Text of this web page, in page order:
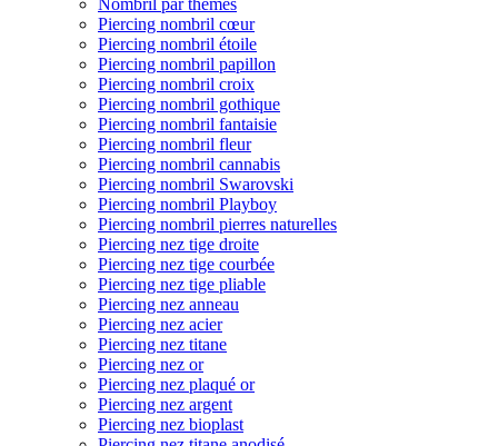
Nombril par thèmes
Piercing nombril cœur
Piercing nombril étoile
Piercing nombril papillon
Piercing nombril croix
Piercing nombril gothique
Piercing nombril fantaisie
Piercing nombril fleur
Piercing nombril cannabis
Piercing nombril Swarovski
Piercing nombril Playboy
Piercing nombril pierres naturelles
Piercing nez tige droite
Piercing nez tige courbée
Piercing nez tige pliable
Piercing nez anneau
Piercing nez acier
Piercing nez titane
Piercing nez or
Piercing nez plaqué or
Piercing nez argent
Piercing nez bioplast